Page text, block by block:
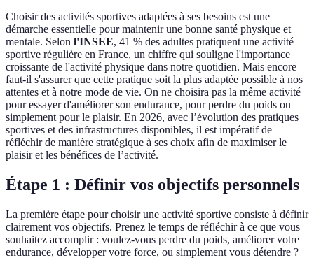
Choisir des activités sportives adaptées à ses besoins est une
démarche essentielle pour maintenir une bonne santé physique et
mentale. Selon l'INSEE, 41 % des adultes pratiquent une activité
sportive régulière en France, un chiffre qui souligne l'importance
croissante de l'activité physique dans notre quotidien. Mais encore
faut-il s'assurer que cette pratique soit la plus adaptée possible à nos
attentes et à notre mode de vie. On ne choisira pas la même activité
pour essayer d'améliorer son endurance, pour perdre du poids ou
simplement pour le plaisir. En 2026, avec l’évolution des pratiques
sportives et des infrastructures disponibles, il est impératif de
réfléchir de manière stratégique à ses choix afin de maximiser le
plaisir et les bénéfices de l’activité.
Étape 1 : Définir vos objectifs personnels
La première étape pour choisir une activité sportive consiste à définir
clairement vos objectifs. Prenez le temps de réfléchir à ce que vous
souhaitez accomplir : voulez-vous perdre du poids, améliorer votre
endurance, développer votre force, ou simplement vous détendre ?